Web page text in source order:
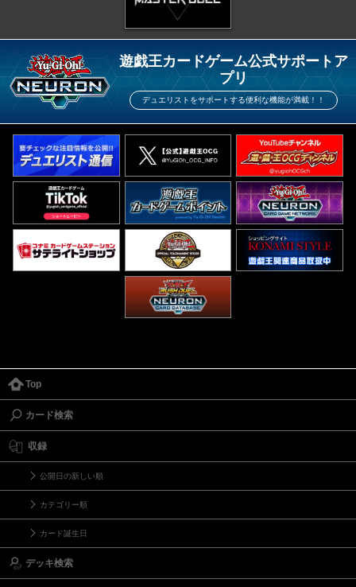
遊戯王カードゲーム公式サポートア
プリ
デュエリストをサポートする便利な機能が満載！！
Top
カード検索
収録
公開日の新しい順
カテゴリー順
カード誕生日
デッキ検索